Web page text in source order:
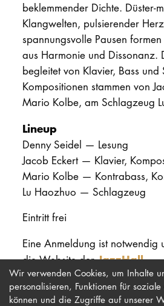
beklemmender Dichte. Düster-
Klangwelten, pulsierender
spannungsvolle Pausen
aus Harmonie und Dissonanz.
begleitet von Klavier, Bass
Kompositionen stammen von
Mario Kolbe, am Schlagzeug
Lineup
Denny Seidel — Lesung
Jacob Eckert — Klavier,
Mario Kolbe — Kontrabass,
Lu Haozhuo — Schlagzeug
Eintritt frei
Eine Anmeldung ist notwendig
die Website derJazzHall.
Wir verwenden Cookies, um Inhalte
personalisieren, Funktionen für
können und die Zugriffe auf unserer